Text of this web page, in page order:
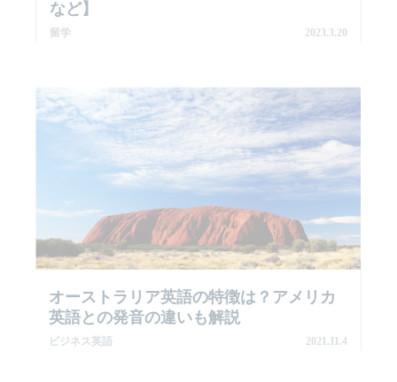
など】
留学 2023.3.20
オーストラリア英語の特徴は？アメリカ
英語との発音の違いも解説
ビジネス英語 2021.11.4